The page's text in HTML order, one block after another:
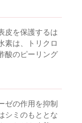
皮を保護するは
素は、トリクロ
酸のピーリング
ゼの作用を抑制
シミのもととな